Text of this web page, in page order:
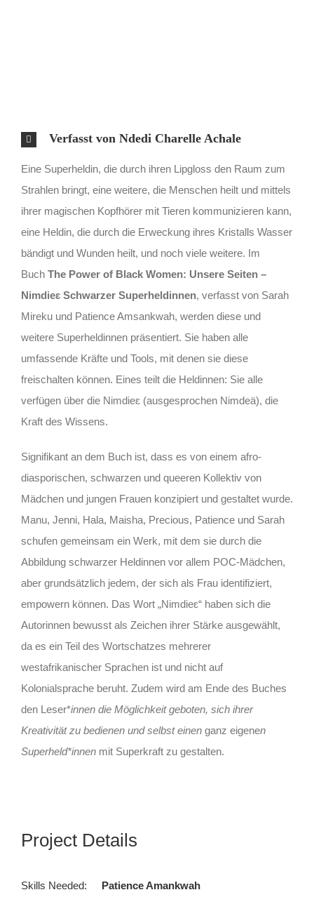
Verfasst von Ndedi Charelle Achale
Eine Superheldin, die durch ihren Lipgloss den Raum zum
Strahlen bringt, eine weitere, die Menschen heilt und mittels
ihrer magischen Kopfhörer mit Tieren kommunizieren kann,
eine Heldin, die durch die Erweckung ihres Kristalls Wasser
bändigt und Wunden heilt, und noch viele weitere. Im
Buch The Power of Black Women: Unsere Seiten –
Nimdieɛ Schwarzer Superheldinnen, verfasst von Sarah
Mireku und Patience Amsankwah, werden diese und
weitere Superheldinnen präsentiert. Sie haben alle
umfassende Kräfte und Tools, mit denen sie diese
freischalten können. Eines teilt die Heldinnen: Sie alle
verfügen über die Nimdieɛ (ausgesprochen Nimdeä), die
Kraft des Wissens.
Signifikant an dem Buch ist, dass es von einem afro-
diasporischen, schwarzen und queeren Kollektiv von
Mädchen und jungen Frauen konzipiert und gestaltet wurde.
Manu, Jenni, Hala, Maisha, Precious, Patience und Sarah
schufen gemeinsam ein Werk, mit dem sie durch die
Abbildung schwarzer Heldinnen vor allem POC-Mädchen,
aber grundsätzlich jedem, der sich als Frau identifiziert,
empowern können. Das Wort „Nimdieɛ“ haben sich die
Autorinnen bewusst als Zeichen ihrer Stärke ausgewählt,
da es ein Teil des Wortschatzes mehrerer
westafrikanischer Sprachen ist und nicht auf
Kolonialsprache beruht. Zudem wird am Ende des Buches
den Leser*innen die Möglichkeit geboten, sich ihrer
Kreativität zu bedienen und selbst einen ganz eigenen
Superheld*innen mit Superkraft zu gestalten.
Project Details
Skills Needed:
Patience Amankwah